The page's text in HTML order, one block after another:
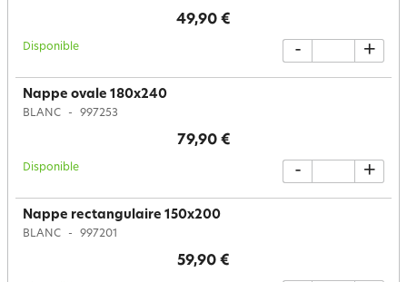
49,90 €
Disponible - +
Nappe ovale 180x240
BLANC 997253
79,90 €
Disponible - +
Nappe rectangulaire 150x200
BLANC 997201
59,90 €